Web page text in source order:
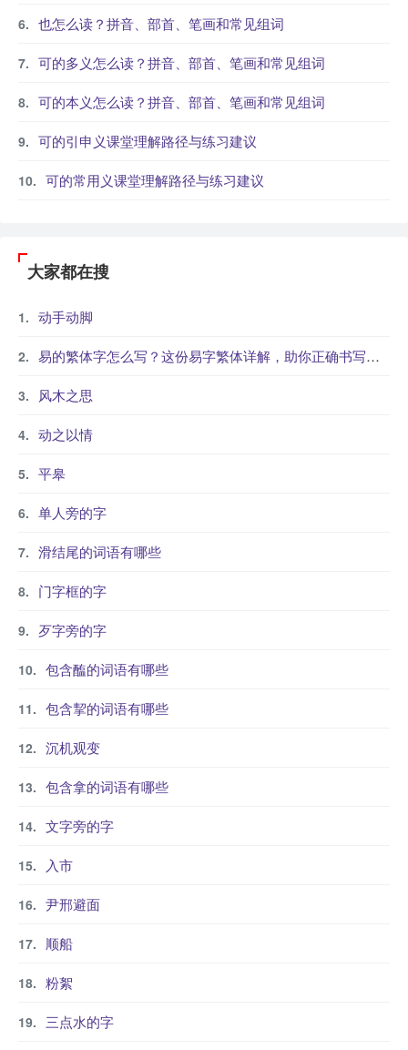
也怎么读？拼音、部首、笔画和常见组词
可的多义怎么读？拼音、部首、笔画和常见组词
可的本义怎么读？拼音、部首、笔画和常见组词
可的引申义课堂理解路径与练习建议
可的常用义课堂理解路径与练习建议
大家都在搜
动手动脚
易的繁体字怎么写？这份易字繁体详解，助你正确书写汉字_汉字繁体学习
风木之思
动之以情
平皋
单人旁的字
滑结尾的词语有哪些
门字框的字
歹字旁的字
包含醢的词语有哪些
包含挈的词语有哪些
沉机观变
包含拿的词语有哪些
文字旁的字
入市
尹邢避面
顺船
粉絮
三点水的字